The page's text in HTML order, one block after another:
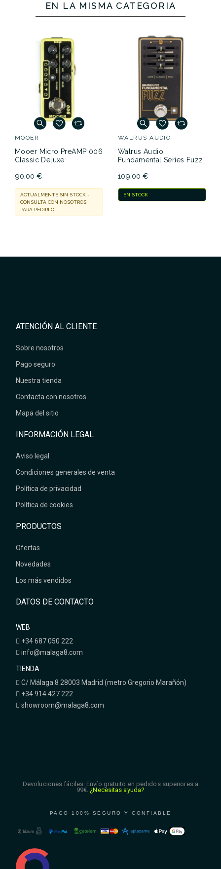
EN LA MISMA CATEGORÍA
MOOER
Mooer Micro PreAMP 006
Classic Deluxe
90,00 €
ACTUALMENTE SIN STOCK -
CONSULTA CON NOSOTROS
PARA PEDIRLO
WALRUS AUDIO
Walrus Audio
Fundamental Series Fuzz
109,00 €
EN STOCK
ATENCIÓN AL CLIENTE
Sobre nosotros
Pago seguro
Nuestra tienda
Contacta con nosotros
Mapa del sitio
INFORMACIÓN LEGAL
Aviso legal
Condiciones generales de venta
Política de privacidad
Política de cookies
PRODUCTOS
Ofertas
Novedades
Los más vendidos
DATOS DE CONTACTO
WEB
+34 687 050 222
info@malaga8.com
TIENDA
C/ Málaga 8 28003 Madrid (metro Gregorio Marañón)
+34 914 427 222
showroom@malaga8.com
Devoluciones fáciles. Envío gratuito en pedidos superiores a
99€. ¿Necesitas ayuda?
PAGO 100% SEGURO Y CONFIABLE